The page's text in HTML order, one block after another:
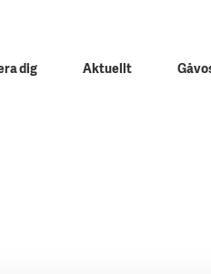
dig Aktuellt